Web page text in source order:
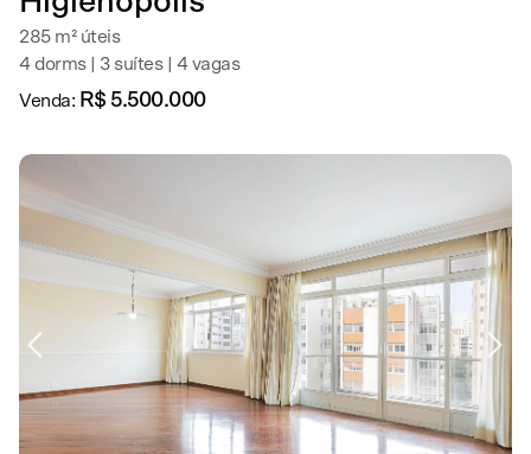
285 m² úteis
4 dorms | 3 suítes | 4 vagas
Venda: R$ 5.500.000